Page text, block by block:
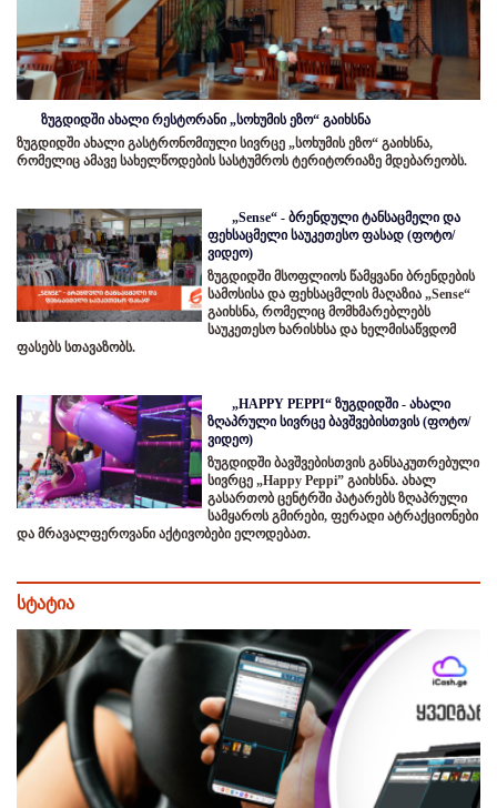
ზუგდიდში ახალი რესტორანი „სოხუმის ეზო“ გაიხსნა
ზუგდიდში ახალი გასტრონომიული სივრცე „სოხუმის ეზო“ გაიხსნა,
რომელიც ამავე სახელწოდების სასტუმროს ტერიტორიაზე მდებარეობს.
„Sense“ - ბრენდული ტანსაცმელი და
ფეხსაცმელი საუკეთესო ფასად (ფოტო/
ვიდეო)
ზუგდიდში მსოფლიოს წამყვანი ბრენდების
სამოსისა და ფეხსაცმლის მაღაზია „Sense“
გაიხსნა, რომელიც მომხმარებლებს
საუკეთესო ხარისხსა და ხელმისაწვდომ
ფასებს სთავაზობს.
„HAPPY PEPPI“ ზუგდიდში - ახალი
ზღაპრული სივრცე ბავშვებისთვის (ფოტო/
ვიდეო)
ზუგდიდში ბავშვებისთვის განსაკუთრებული
სივრცე „Happy Peppi” გაიხსნა. ახალ
გასართობ ცენტრში პატარებს ზღაპრული
სამყაროს გმირები, ფერადი ატრაქციონები
და მრავალფეროვანი აქტივობები ელოდებათ.
სტატია